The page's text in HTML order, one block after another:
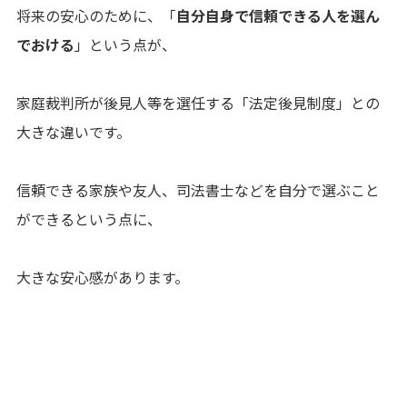
将来の安心のために、「自分自身で信頼できる人を選ん
でおける 」という点が、
家庭裁判所が後見人等を選任する「法定後見制度」との
大きな違いです。
信頼できる家族や友人、司法書士などを自分で選ぶこと
ができるという点に、
大きな安心感があります。